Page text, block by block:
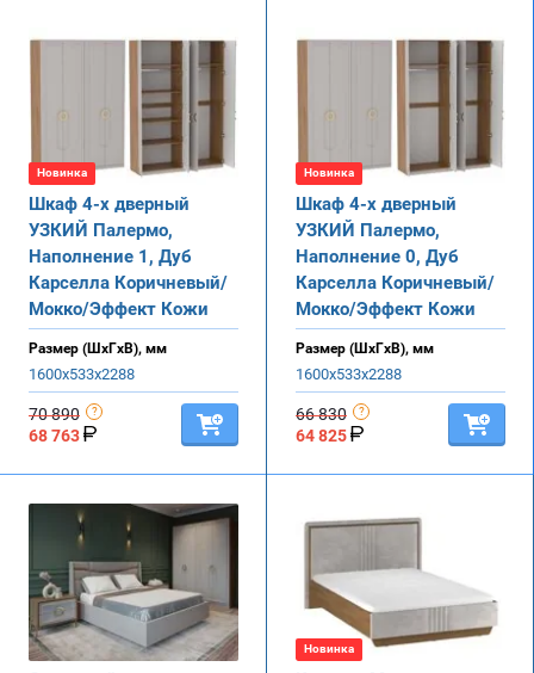
Новинка
Шкаф 4-х дверный
УЗКИЙ Палермо,
Наполнение 1, Дуб
Карселла Коричневый/
Мокко/Эффект Кожи
Размер (ШхГхВ), мм
1600х533х2288
70 890
68 763
Новинка
Шкаф 4-х дверный
УЗКИЙ Палермо,
Наполнение 0, Дуб
Карселла Коричневый/
Мокко/Эффект Кожи
Размер (ШхГхВ), мм
1600х533х2288
66 830
64 825
Новинка